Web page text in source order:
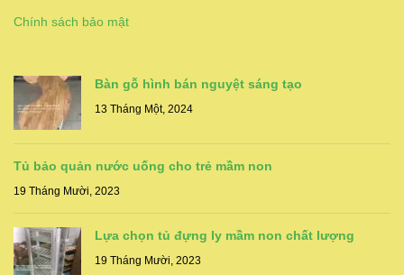
Chính sách bảo mật
Bàn gỗ hình bán nguyệt sáng tạo
13 Tháng Một, 2024
Tủ bảo quản nước uống cho trẻ mầm non
19 Tháng Mười, 2023
Lựa chọn tủ đựng ly mầm non chất lượng
19 Tháng Mười, 2023